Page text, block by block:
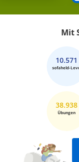
Mit
10.571
sofaheld-
38.938
Übungen